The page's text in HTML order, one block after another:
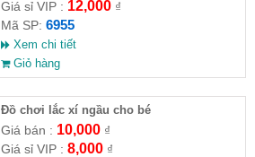
Giá sỉ VIP : 12,000₫
Mã SP: 6955
Xem chi tiết
Giỏ hàng
Đồ chơi lắc xí ngầu cho bé
Giá bán : 10,000₫
Giá sỉ VIP : 8,000₫